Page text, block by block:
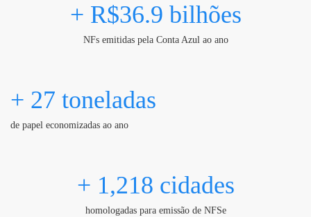
+ R$36.9 bilhões
NFs emitidas pela Conta Azul ao ano
+ 27 toneladas
de papel economizadas ao ano
+ 1,218 cidades
homologadas para emissão de NFSe